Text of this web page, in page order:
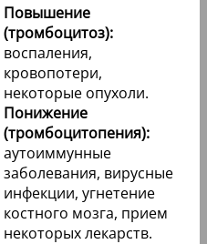
Повышение
(тромбоцитоз):
воспаления,
кровопотери,
некоторые опухоли.
Понижение
(тромбоцитопения):
аутоиммунные
заболевания, вирусные
инфекции, угнетение
костного мозга, прием
некоторых лекарств.